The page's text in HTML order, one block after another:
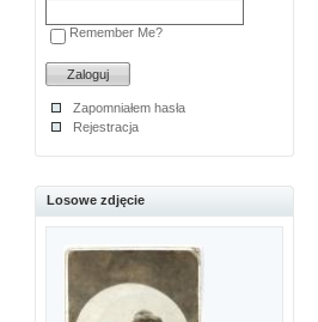
Remember Me?
Zapomniałem hasła
Rejestracja
Losowe zdjęcie